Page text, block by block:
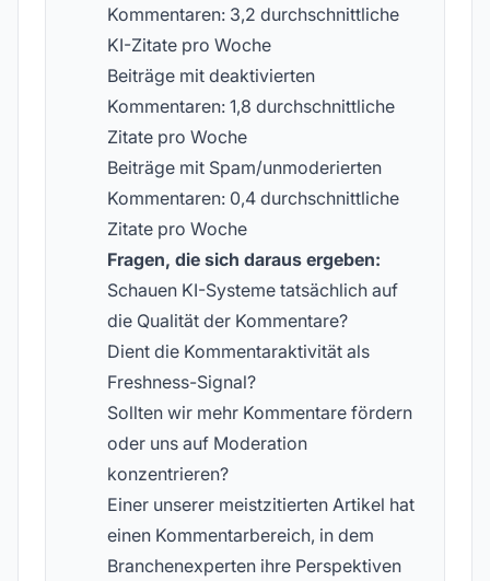
Kommentaren: 3,2 durchschnittliche
KI-Zitate pro Woche
Beiträge mit deaktivierten
Kommentaren: 1,8 durchschnittliche
Zitate pro Woche
Beiträge mit Spam/unmoderierten
Kommentaren: 0,4 durchschnittliche
Zitate pro Woche
Fragen, die sich daraus ergeben:
Schauen KI-Systeme tatsächlich auf
die Qualität der Kommentare?
Dient die Kommentaraktivität als
Freshness-Signal?
Sollten wir mehr Kommentare fördern
oder uns auf Moderation
konzentrieren?
Einer unserer meistzitierten Artikel hat
einen Kommentarbereich, in dem
Branchenexperten ihre Perspektiven